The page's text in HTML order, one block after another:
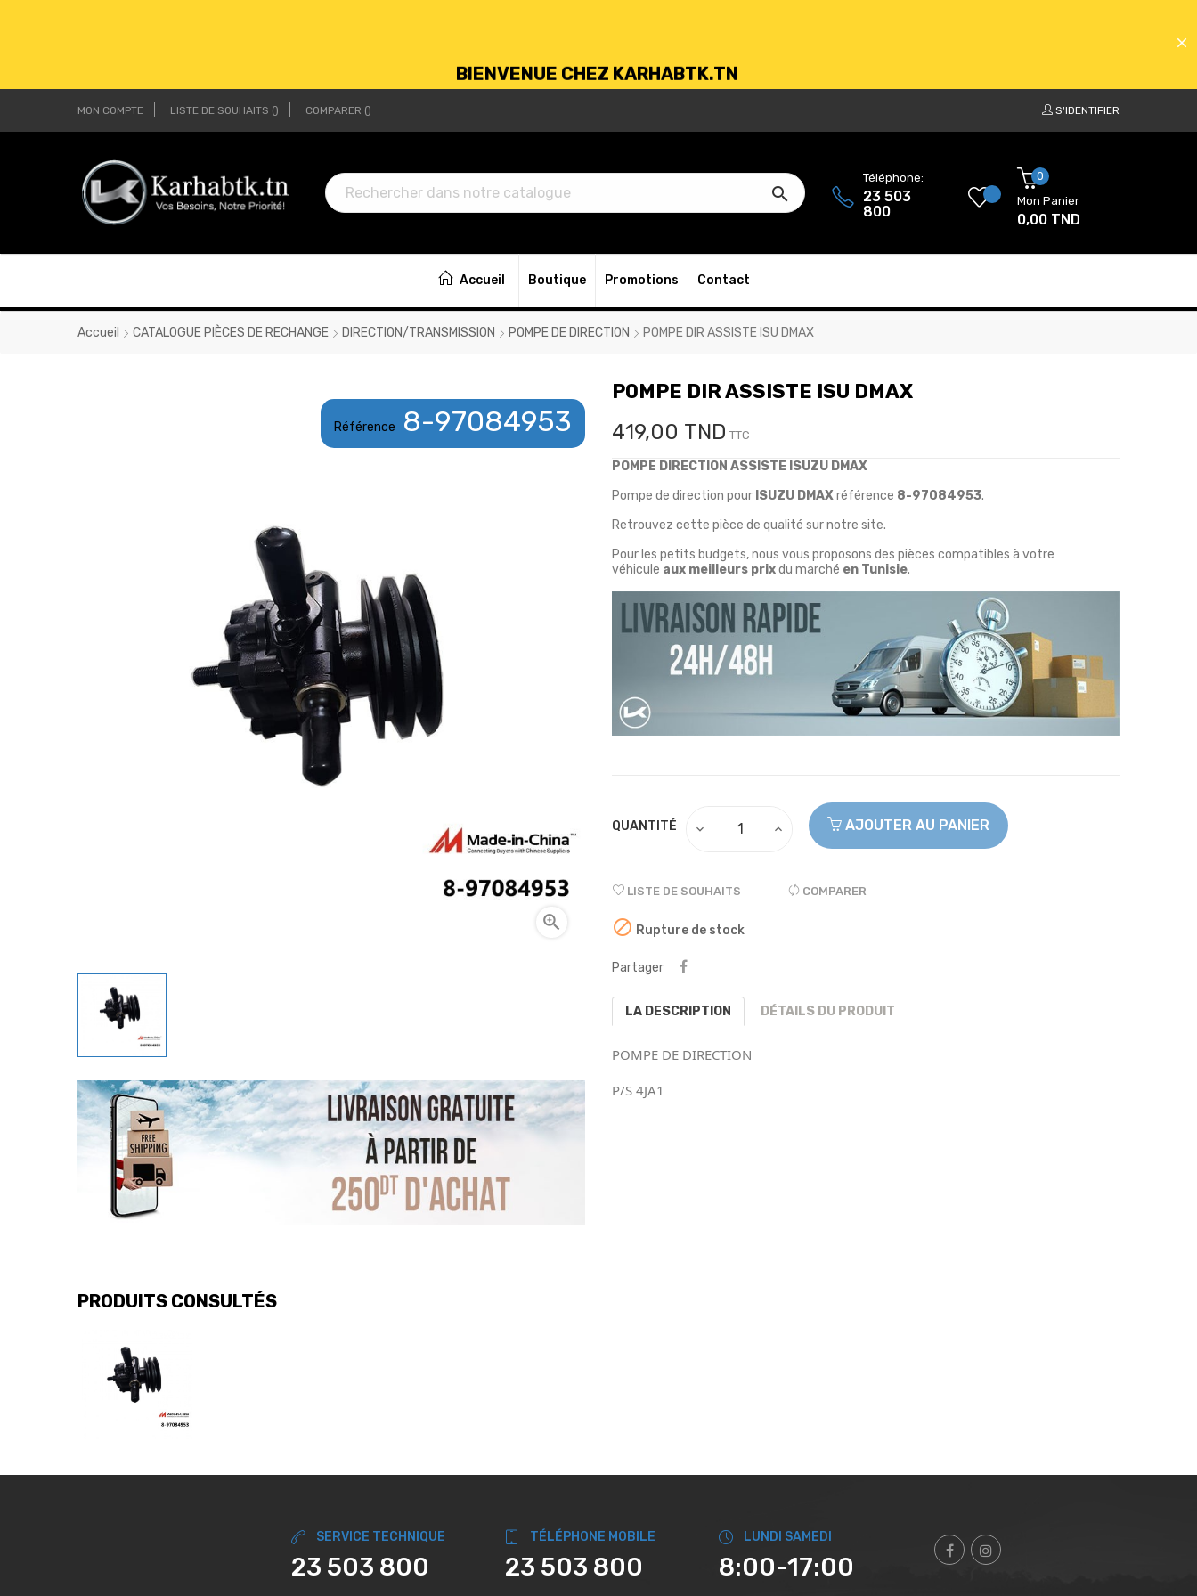
LIVRAISON GRATUITE À PARTIR DE 250DT D'ACHATS
BIENVENUE CHEZ KARHABTK.TN
LIVRAISON GRATUITE À PARTIR DE 250DT D'ACHATS
MON COMPTE LISTE DE SOUHAITS COMPARER S'IDENTIFIER

Téléphone:
23 503
800
0
Mon Panier
0,00 TND
Accueil Boutique Promotions Contact
Accueil CATALOGUE PIÈCES DE RECHANGE DIRECTION/TRANSMISSION POMPE DE DIRECTION POMPE DIR ASSISTE ISU DMAX
Référence 8-97084953

POMPE DIR ASSISTE ISU DMAX
419,00 TND TTC
POMPE DIRECTION ASSISTE ISUZU DMAX
Pompe de direction pour ISUZU DMAXréférence 8-97084953.
Retrouvez cette pièce de qualité sur notre site.
Pour les petits budgets, nous vous proposons des pièces compatibles à votre
véhicule aux meilleurs prixdu marché en Tunisie.
QUANTITÉ AJOUTER AU PANIER
LISTE DE SOUHAITS COMPARER
 Rupture de stock
Partager
LA DESCRIPTION DÉTAILS DU PRODUIT
POMPE DE DIRECTION
P/S 4JA1
PRODUITS CONSULTÉS
SERVICE TECHNIQUE
23 503 800
TÉLÉPHONE MOBILE
23 503 800
LUNDI SAMEDI
8:00-17:00